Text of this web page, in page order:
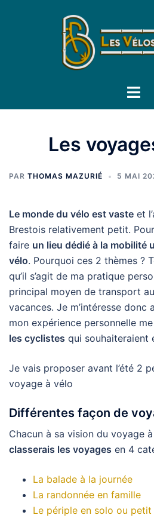
Les
PAR THOMAS MAZURIÉ 5 MAI
Le monde du vélo est vaste et
Brestois relativement petit.
faire un lieu dédié à la mobilité
vélo. Pourquoi ces 2 thèmes ?
qu’il s’agit de ma pratique
principal moyen de transport
vacances. Je m’intéresse donc
mon expérience personnelle
les cyclistes qui souhaiteraient
Je vais proposer avant l’été 2
voyage à vélo
Différentes façon de
Chacun à sa vision du voyage
classerais les voyages en 4
La balade à la journée
La randonnée en famille
Le périple en solo ou